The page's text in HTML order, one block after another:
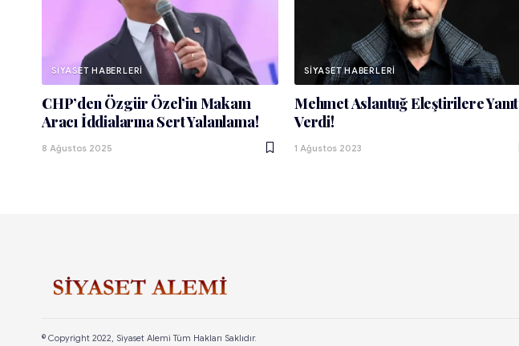
SIYASET HABERLERI
CHP’den Özgür Özel’in Makam
Aracı İddialarına Sert Yalanlama!
8 Ağustos 2025
SIYASET HABERLERI
Mehmet Aslantuğ Eleştirilere Yanıt
Verdi!
1 Ağustos 2023
© Copyright 2022, Siyaset Alemi Tüm Hakları Saklıdır.